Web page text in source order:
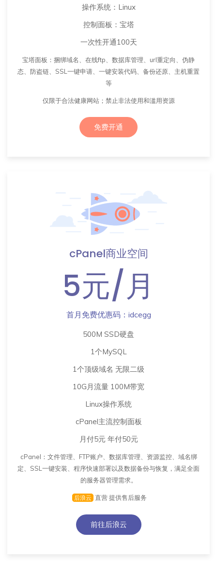
操作系统：Linux
控制面板：宝塔
一次性开通100天
宝塔面板：捆绑域名、在线ftp、数据库管理、url重定向、伪静
态、防盗链、SSL一键申请、一键安装代码、备份还原、主机重置
等
仅限于合法健康网站；禁止非法使用和滥用资源
免费开通
cPanel商业空间
5元/月
首月免费优惠码：idcegg
500M SSD硬盘
1个MySQL
1个顶级域名 无限二级
10G月流量 100M带宽
Linux操作系统
cPanel主流控制面板
月付5元 年付50元
cPanel：文件管理、FTP账户、数据库管理、资源监控、域名绑
定、SSL一键安装、程序快速部署以及数据备份与恢复，满足全面
的服务器管理需求。
后浪云 直营 提供售后服务
前往后浪云